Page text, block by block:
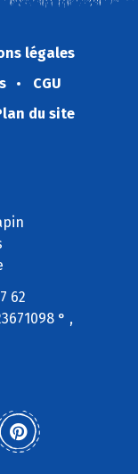
légales
CGU
du site
62
° ,